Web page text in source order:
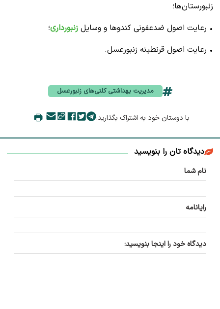
زنبورستان‌ها؛
• رعایت اصول ضدعفونی کندوها و وسایل زنبورداری؛
• رعایت اصول قرنطینه زنبورعسل.
مدیریت بهداشتی کلنی‌های زنبورعسل
با دوستان خود به اشتراک بگذارید:
دیدگاه تان را بنویسید
نام شما
رایانامه
دیدگاه خود را اینجا بنویسید: